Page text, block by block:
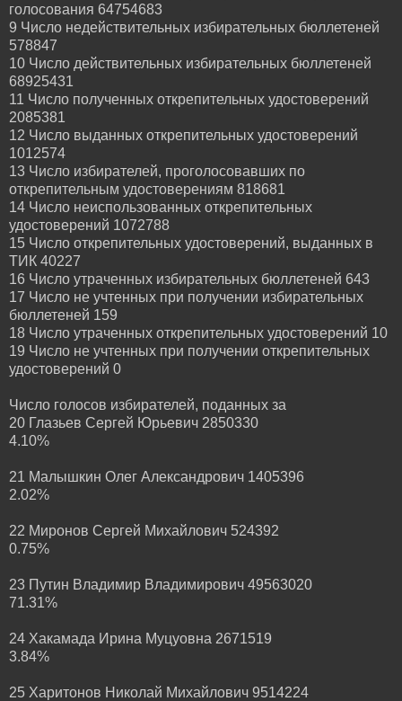
голосования 64754683
9 Число недействительных избирательных бюллетеней
578847
10 Число действительных избирательных бюллетеней
68925431
11 Число полученных открепительных удостоверений
2085381
12 Число выданных открепительных удостоверений
1012574
13 Число избирателей, проголосовавших по
открепительным удостоверениям 818681
14 Число неиспользованных открепительных
удостоверений 1072788
15 Число открепительных удостоверений, выданных в
ТИК 40227
16 Число утраченных избирательных бюллетеней 643
17 Число не учтенных при получении избирательных
бюллетеней 159
18 Число утраченных открепительных удостоверений 10
19 Число не учтенных при получении открепительных
удостоверений 0
Число голосов избирателей, поданных за
20 Глазьев Сергей Юрьевич 2850330
4.10%
21 Малышкин Олег Александрович 1405396
2.02%
22 Миронов Сергей Михайлович 524392
0.75%
23 Путин Владимир Владимирович 49563020
71.31%
24 Хакамада Ирина Муцуовна 2671519
3.84%
25 Харитонов Николай Михайлович 9514224